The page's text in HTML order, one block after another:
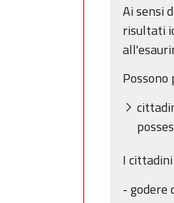
Ai sensi
risultati
I
- godere